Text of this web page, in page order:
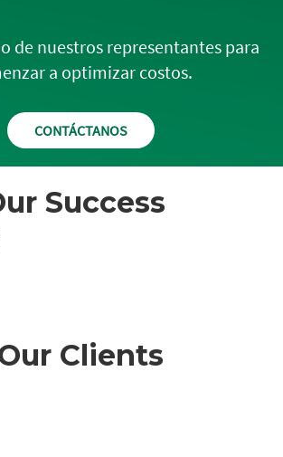
de nuestros representantes para
a optimizar costos.
CONTÁCTANOS
Success
Clients